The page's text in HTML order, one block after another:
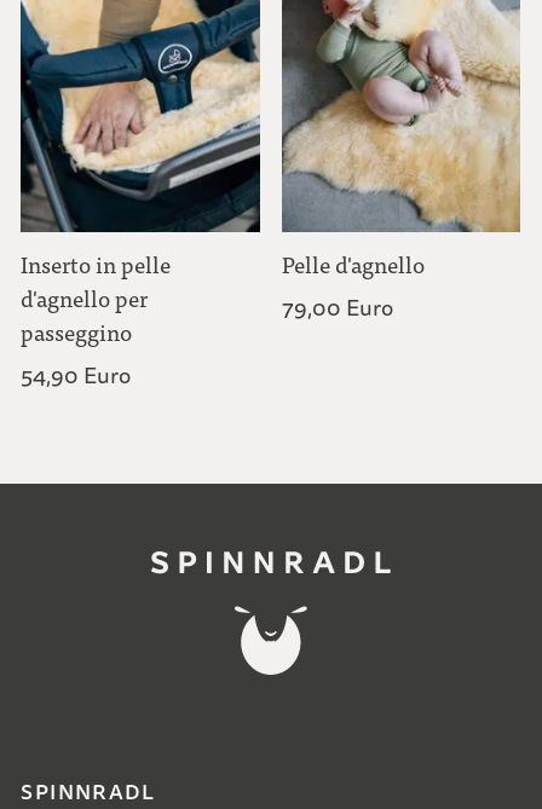
Inserto in pelle
d'agnello per
passeggino
54,90 Euro
Pelle d'agnello
79,00 Euro
SPINNRADL